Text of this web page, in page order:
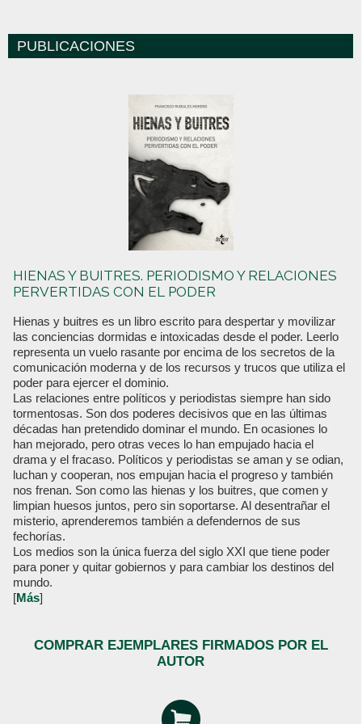
PUBLICACIONES
HIENAS Y BUITRES. PERIODISMO Y RELACIONES
PERVERTIDAS CON EL PODER
Hienas y buitres es un libro escrito para despertar y movilizar
las conciencias dormidas e intoxicadas desde el poder. Leerlo
representa un vuelo rasante por encima de los secretos de la
comunicación moderna y de los recursos y trucos que utiliza el
poder para ejercer el dominio.
Las relaciones entre políticos y periodistas siempre han sido
tormentosas. Son dos poderes decisivos que en las últimas
décadas han pretendido dominar el mundo. En ocasiones lo
han mejorado, pero otras veces lo han empujado hacia el
drama y el fracaso. Políticos y periodistas se aman y se odian,
luchan y cooperan, nos empujan hacia el progreso y también
nos frenan. Son como las hienas y los buitres, que comen y
limpian huesos juntos, pero sin soportarse. Al desentrañar el
misterio, aprenderemos también a defendernos de sus
fechorías.
Los medios son la única fuerza del siglo XXI que tiene poder
para poner y quitar gobiernos y para cambiar los destinos del
mundo.
[Más]
COMPRAR EJEMPLARES FIRMADOS POR EL
AUTOR